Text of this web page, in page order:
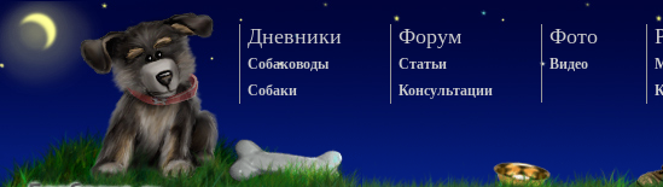
Дневники
Собаководы
Собаки
Форум
Статьи
Консультации
Фото
Видео